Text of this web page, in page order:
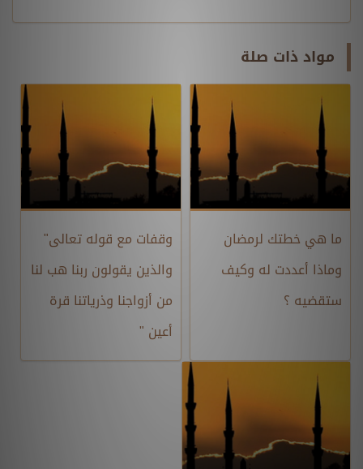
مواد ذات صلة
ما هي خطتك لرمضان
وماذا أعددت له وكيف
ستقضيه ؟
وقفات مع قوله تعالى"
والذين يقولون ربنا هب لنا
من أزواجنا وذرياتنا قرة
أعين "